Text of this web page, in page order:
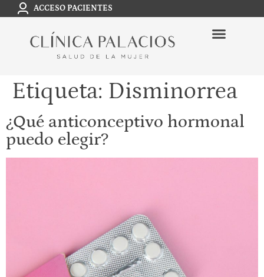
ACCESO PACIENTES
Etiqueta: Disminorrea
¿Qué anticonceptivo hormonal
puedo elegir?